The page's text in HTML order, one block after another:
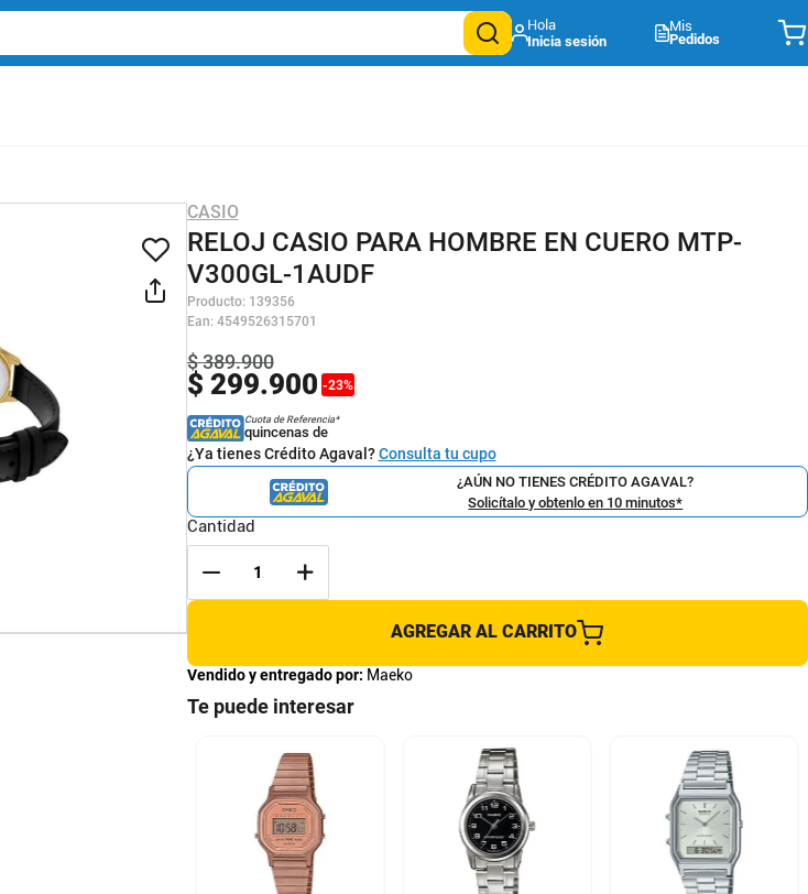
Mis
Pedidos
CASIO
RELOJ CASIO PARA HOMBRE EN CUERO MTP-
V300GL-1AUDF
Producto: 139356
Ean: 4549526315701
$ 299.900 -23%
$389.900
Cuota de Referencia*
quincenas de
¿Ya tienes Crédito Agaval?Consulta tu cupo
¿AÚN NO TIENES CRÉDITO AGAVAL?
Solicítalo y obtenlo en 10 minutos*
Cantidad
AGREGAR AL CARRITO
Vendido y entregado por: Maeko
Te puede interesar